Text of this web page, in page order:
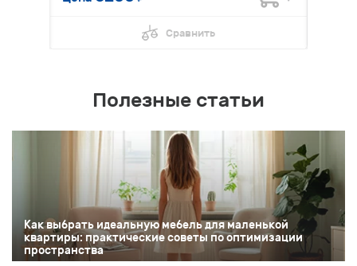
Сравнить
Полезные статьи
Как выбрать идеальную мебель для маленькой
квартиры: практические советы по оптимизации
пространства